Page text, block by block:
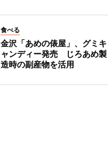
食べる
金沢「あめの俵屋」、グミキ
ャンディー発売 じろあめ製
造時の副産物を活用